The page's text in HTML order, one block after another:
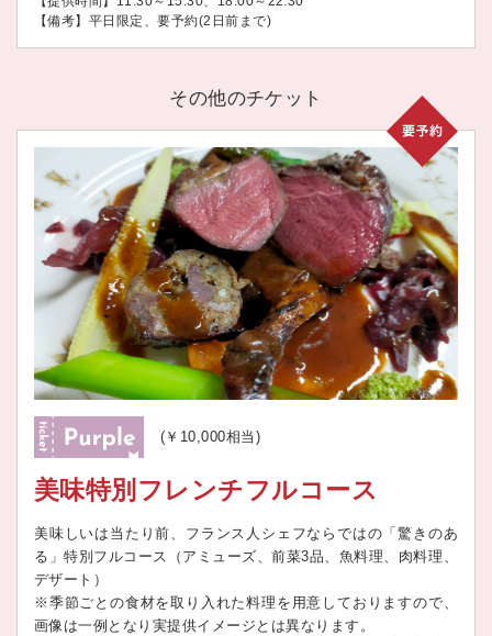
【備考】平日限定、要予約(2日前まで)
その他のチケット
(￥10,000相当)
美味特別フレンチフルコース
美味しいは当たり前、フランス人シェフならではの「驚きのあ
る」特別フルコース（アミューズ、前菜3品、魚料理、肉料理、
デザート）
※季節ごとの食材を取り入れた料理を用意しておりますので、
画像は一例となり実提供イメージとは異なります。